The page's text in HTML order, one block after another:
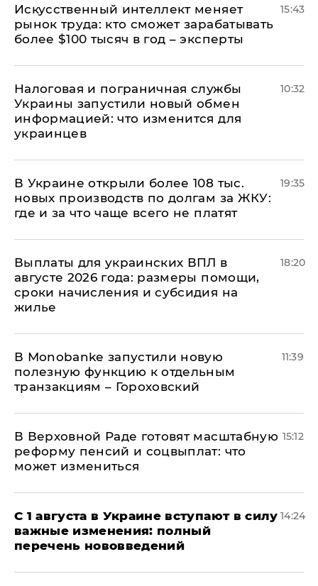
Искусственный интеллект меняет
рынок труда: кто сможет зарабатывать
более $100 тысяч в год – эксперты
15:43
Налоговая и пограничная службы
Украины запустили новый обмен
информацией: что изменится для
украинцев
10:32
В Украине открыли более 108 тыс.
новых производств по долгам за ЖКУ:
где и за что чаще всего не платят
19:35
Выплаты для украинских ВПЛ в
августе 2026 года: размеры помощи,
сроки начисления и субсидия на
жилье
18:20
В Мonobankе запустили новую
полезную функцию к отдельным
транзакциям – Гороховский
11:39
В Верховной Раде готовят масштабную
реформу пенсий и соцвыплат: что
может измениться
15:12
С 1 августа в Украине вступают в силу
важные изменения: полный
перечень нововведений
14:24